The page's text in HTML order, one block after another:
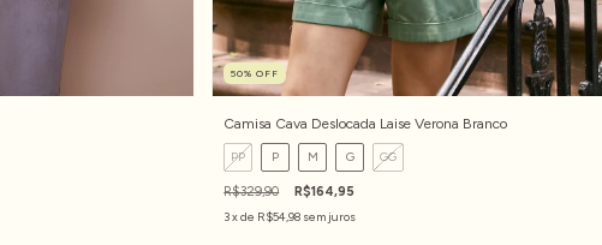
50%OFF
Camisa Cava Deslocada Laise Verona Branco
PP P M G GG
R$329,90
R$164,95
3x de R$54,98 sem juros